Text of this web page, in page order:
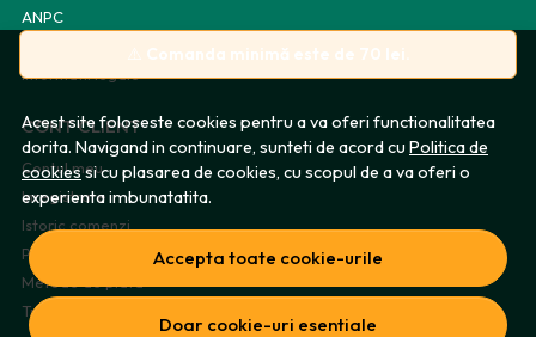
⚠️ Comanda minimă este de 70 lei.
Acest site foloseste cookies pentru a va oferi functionalitatea
dorita. Navigand in continuare, sunteti de acord cu Politica de
cookiessi cu plasarea de cookies, cu scopul de a va oferi o
experienta imbunatatita.
Accepta toate cookie-urile
Doar cookie-uri esentiale
ANPC
Solutionarea litigiilor
Informatii legale
CONT CLIENT
Contul meu
Inregistrare
Istoric comenzi
Produse favorite
Metode de plata
Transport si retururi